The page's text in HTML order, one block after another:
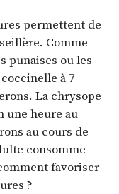
permettent de
Comme
punaises ou les
à 7
La chrysope
une heure au
au cours de
consomme
favoriser
?